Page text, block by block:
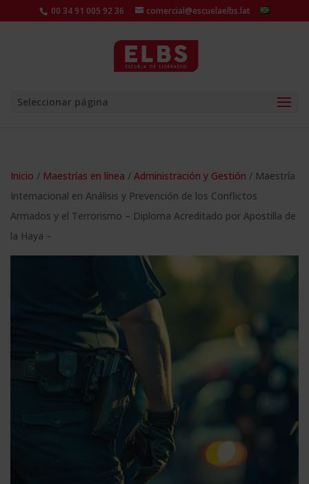
00 34 91 005 92 36 comercial@escuelaelbs.lat
Seleccionar página
Inicio / Maestrías en línea / Administración y Gestión / Maestría
Internacional en Análisis y Prevención de los Conflictos
Armados y el Terrorismo – Diploma Acreditado por Apostilla de
la Haya –